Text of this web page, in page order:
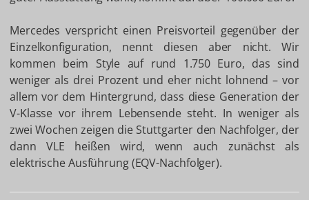
Mercedes verspricht einen Preisvorteil gegenüber der
Einzelkonfiguration, nennt diesen aber nicht. Wir
kommen beim Style auf rund 1.750 Euro, das sind
weniger als drei Prozent und eher nicht lohnend – vor
allem vor dem Hintergrund, dass diese Generation der
V-Klasse vor ihrem Lebensende steht. In weniger als
zwei Wochen zeigen die Stuttgarter den Nachfolger, der
dann VLE heißen wird, wenn auch zunächst als
elektrische Ausführung (EQV-Nachfolger).